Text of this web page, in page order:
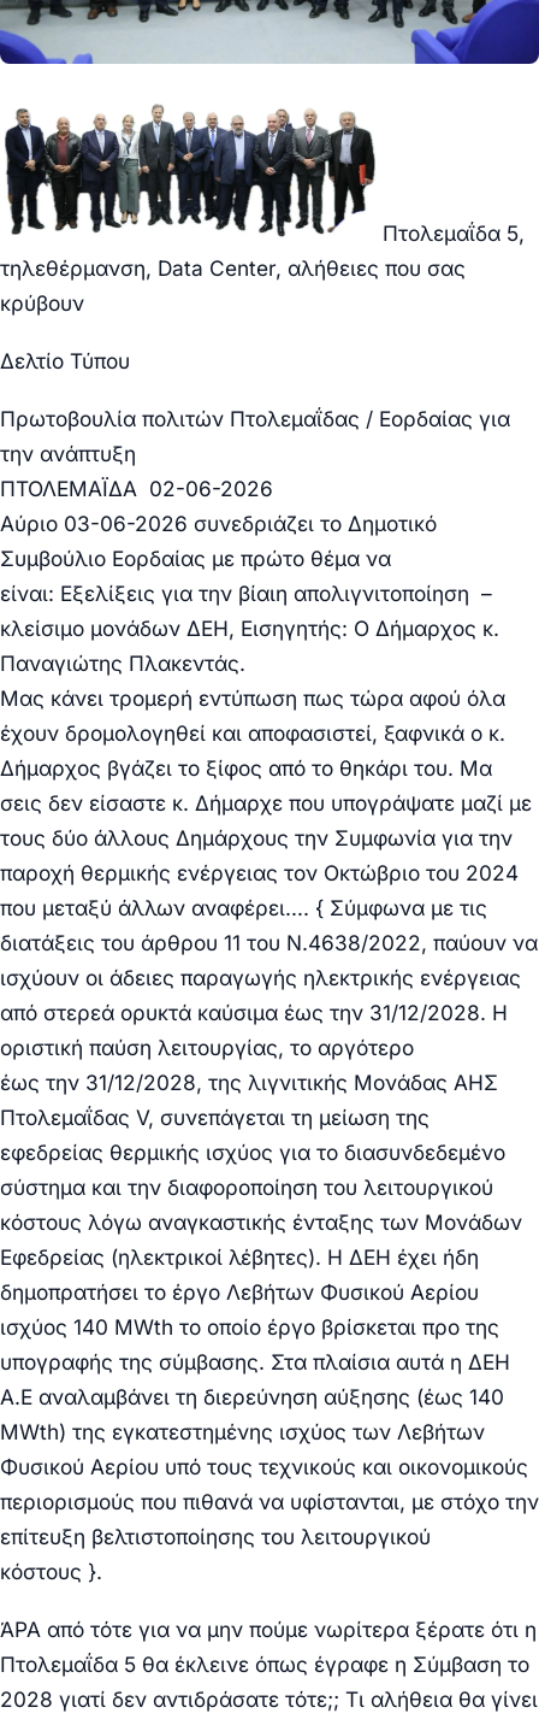
Πτολεμαΐδα 5,
τηλεθέρμανση, Data Center, αλήθειες που σας
κρύβουν
Δελτίο Τύπου
Πρωτοβουλία πολιτών Πτολεμαΐδας / Εορδαίας για
την ανάπτυξη
ΠΤΟΛΕΜΑΪΔΑ 02-06-2026
Αύριο 03-06-2026 συνεδριάζει το Δημοτικό
Συμβούλιο Εορδαίας με πρώτο θέμα να
είναι: Εξελίξεις για την βίαιη απολιγνιτοποίηση –
κλείσιμο μονάδων ΔΕΗ, Εισηγητής: Ο Δήμαρχος κ.
Παναγιώτης Πλακεντάς.
Μας κάνει τρομερή εντύπωση πως τώρα αφού όλα
έχουν δρομολογηθεί και αποφασιστεί, ξαφνικά ο κ.
Δήμαρχος βγάζει το ξίφος από το θηκάρι του. Μα
σεις δεν είσαστε κ. Δήμαρχε που υπογράψατε μαζί με
τους δύο άλλους Δημάρχους την Συμφωνία για την
παροχή θερμικής ενέργειας τον Οκτώβριο του 2024
που μεταξύ άλλων αναφέρει…. { Σύμφωνα με τις
διατάξεις του άρθρου 11 του Ν.4638/2022, παύουν να
ισχύουν οι άδειες παραγωγής ηλεκτρικής ενέργειας
από στερεά ορυκτά καύσιμα έως την 31/12/2028. Η
οριστική παύση λειτουργίας, το αργότερο
έως την 31/12/2028, της λιγνιτικής Μονάδας ΑΗΣ
Πτολεμαΐδας V, συνεπάγεται τη μείωση της
εφεδρείας θερμικής ισχύος για το διασυνδεδεμένο
σύστημα και την διαφοροποίηση του λειτουργικού
κόστους λόγω αναγκαστικής ένταξης των Μονάδων
Εφεδρείας (ηλεκτρικοί λέβητες). Η ΔΕΗ έχει ήδη
δημοπρατήσει το έργο Λεβήτων Φυσικού Αερίου
ισχύος 140 MWth το οποίο έργο βρίσκεται προ της
υπογραφής της σύμβασης. Στα πλαίσια αυτά η ΔΕΗ
Α.Ε αναλαμβάνει τη διερεύνηση αύξησης (έως 140
MWth) της εγκατεστημένης ισχύος των Λεβήτων
Φυσικού Αερίου υπό τους τεχνικούς και οικονομικούς
περιορισμούς που πιθανά να υφίστανται, με στόχο την
επίτευξη βελτιστοποίησης του λειτουργικού
κόστους }.
ΆΡΑ από τότε για να μην πούμε νωρίτερα ξέρατε ότι η
Πτολεμαΐδα 5 θα έκλεινε όπως έγραφε η Σύμβαση το
2028 γιατί δεν αντιδράσατε τότε;; Τι αλήθεια θα γίνει